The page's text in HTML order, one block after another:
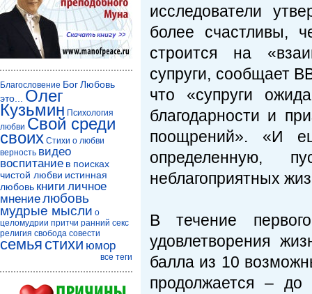
исследователи
более счастливы,
строится на
супруги, сообщает
что «супруги
благодарности и
поощрений». «И
определенную,
неблагоприятных
В течение
удовлетворения
балла из 10
продолжается – до
Благословение БогЛюбовь
это...
Олег
Кузьмин Психология
любви Свой среди
своих Стихи о любви
верность видео
воспитание в поисках
чистой любви истинная
любовь книги личное
мнениелюбовь
мудрые мысли о
целомудрии притчи ранний секс
религия свобода совести
семья стихи юмор
все теги